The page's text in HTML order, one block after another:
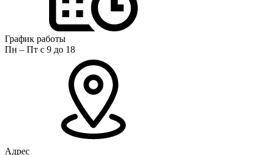
График работы
Пн – Пт с 9 до 18
Адрес